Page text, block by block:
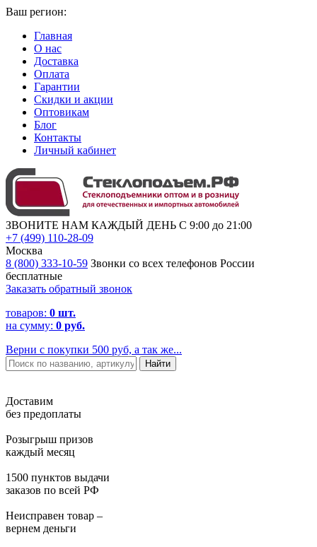
Ваш регион:
Главная
О нас
Доставка
Оплата
Гарантии
Скидки и акции
Оптовикам
Блог
Контакты
Личный кабинет
ЗВОНИТЕ НАМ КАЖДЫЙ ДЕНЬ С 9:00 до 21:00
+7 (499) 110-28-09
Москва
8 (800) 333-10-59 Звонки со всех телефонов России
бесплатные
Заказать обратный звонок
товаров: 0 шт.
на сумму: 0 руб.
Верни с покупки 500 руб, а так же...
Доставим
без предоплаты
Розыгрыш призов
каждый месяц
1500 пунктов выдачи
заказов по всей РФ
Неисправен товар –
вернем деньги